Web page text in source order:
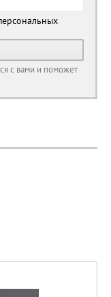
с вами и поможет